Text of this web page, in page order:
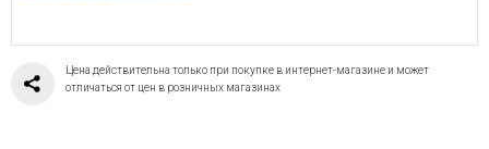
Цена действительна только при покупке в интернет-магазине и может
отличаться от цен в розничных магазинах